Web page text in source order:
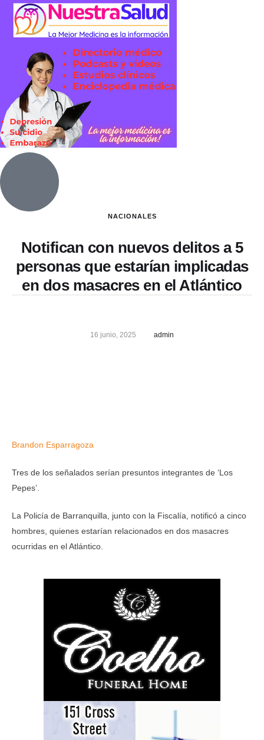
NACIONALES
Notifican con nuevos delitos a 5
personas que estarían implicadas
en dos masacres en el Atlántico
16 junio, 2025 admin
Brandon Esparragoza
Tres de los señalados serían presuntos integrantes de ‘Los
Pepes’.
La Policía de Barranquilla, junto con la Fiscalía, notificó a cinco
hombres, quienes estarían relacionados en dos masacres
ocurridas en el Atlántico.